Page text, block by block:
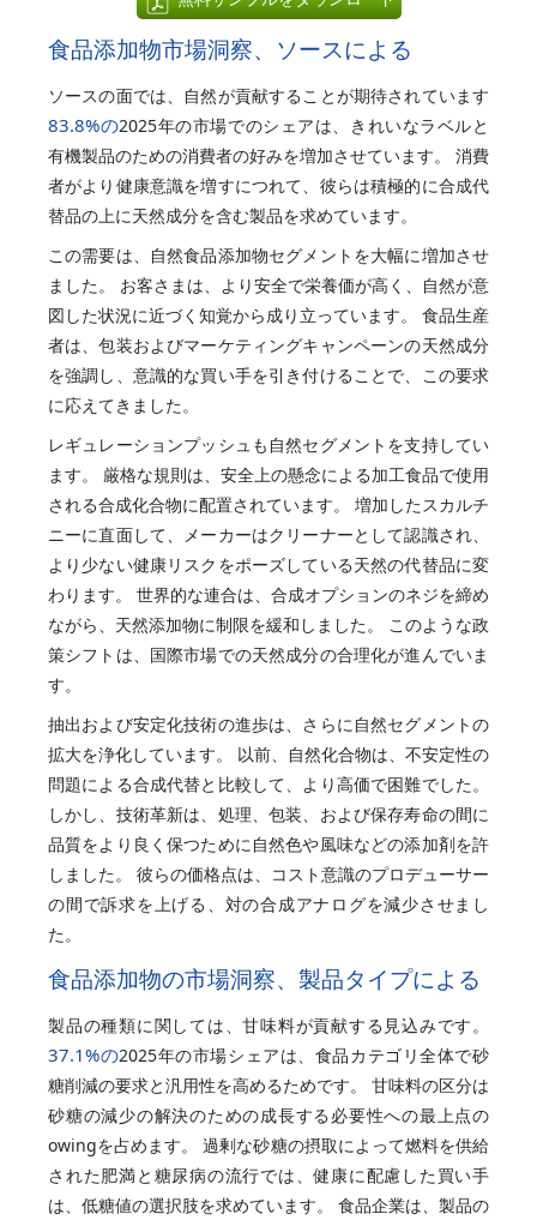
食品添加物市場洞察、ソースによる
ソースの面では、自然が貢献することが期待されています
83.8%の2025年の市場でのシェアは、きれいなラベルと
有機製品のための消費者の好みを増加させています。 消費
者がより健康意識を増すにつれて、彼らは積極的に合成代
替品の上に天然成分を含む製品を求めています。
この需要は、自然食品添加物セグメントを大幅に増加させ
ました。 お客さまは、より安全で栄養価が高く、自然が意
図した状況に近づく知覚から成り立っています。 食品生産
者は、包装およびマーケティングキャンペーンの天然成分
を強調し、意識的な買い手を引き付けることで、この要求
に応えてきました。
レギュレーションプッシュも自然セグメントを支持してい
ます。 厳格な規則は、安全上の懸念による加工食品で使用
される合成化合物に配置されています。 増加したスカルチ
ニーに直面して、メーカーはクリーナーとして認識され、
より少ない健康リスクをポーズしている天然の代替品に変
わります。 世界的な連合は、合成オプションのネジを締め
ながら、天然添加物に制限を緩和しました。 このような政
策シフトは、国際市場での天然成分の合理化が進んでいま
す。
抽出および安定化技術の進歩は、さらに自然セグメントの
拡大を浄化しています。 以前、自然化合物は、不安定性の
問題による合成代替と比較して、より高価で困難でした。
しかし、技術革新は、処理、包装、および保存寿命の間に
品質をより良く保つために自然色や風味などの添加剤を許
しました。 彼らの価格点は、コスト意識のプロデューサー
の間で訴求を上げる、対の合成アナログを減少させまし
た。
食品添加物の市場洞察、製品タイプによる
製品の種類に関しては、甘味料が貢献する見込みです。
37.1%の2025年の市場シェアは、食品カテゴリ全体で砂
糖削減の要求と汎用性を高めるためです。 甘味料の区分は
砂糖の減少の解決のための成長する必要性への最上点の
owingを占めます。 過剰な砂糖の摂取によって燃料を供給
された肥満と糖尿病の流行では、健康に配慮した買い手
は、低糖値の選択肢を求めています。 食品企業は、製品の